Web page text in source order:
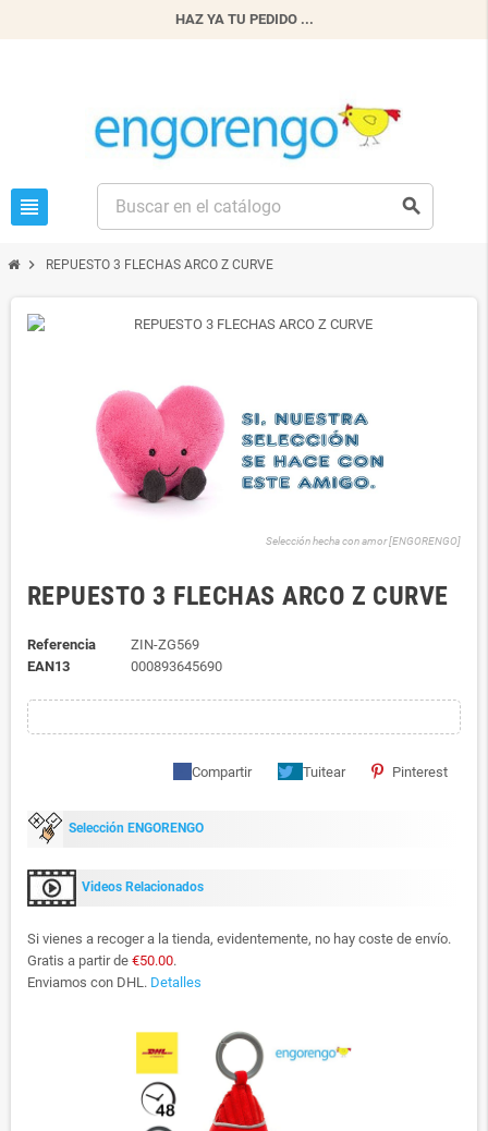
HAZ YA TU PEDIDO ...
view_headline search
chevron_right REPUESTO 3 FLECHAS ARCO Z CURVE
Selección hecha con amor [ENGORENGO]
REPUESTO 3 FLECHAS ARCO Z CURVE
Referencia
ZIN-ZG569
EAN13
000893645690
Compartir Tuitear Pinterest
Selección ENGORENGO
Videos Relacionados
Si vienes a recoger a la tienda, evidentemente, no hay coste de envío.
Gratis a partir de €50.00.
Enviamos con DHL. Detalles